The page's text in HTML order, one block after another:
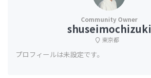
shuseimochizuki
東京都
プロフィールは未設定です。